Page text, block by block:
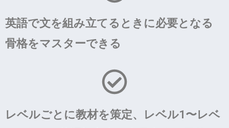
英語で文を組み立てるときに必要となる
骨格をマスターできる
レベルごとに教材を策定、レベル1〜レベ